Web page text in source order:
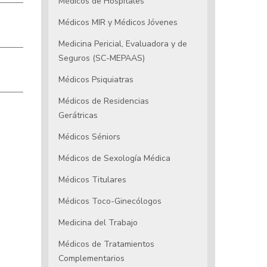
Médicos MIR y Médicos Jóvenes
Medicina Pericial, Evaluadora y de
Seguros (SC-MEPAAS)
Médicos Psiquiatras
Médicos de Residencias
Gerátricas
Médicos Séniors
Médicos de Sexología Médica
Médicos Titulares
Médicos Toco-Ginecólogos
Medicina del Trabajo
Médicos de Tratamientos
Complementarios